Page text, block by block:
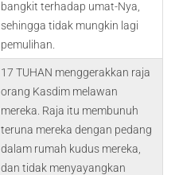
bangkit terhadap umat-Nya,
sehingga tidak mungkin lagi
pemulihan.
17 TUHAN menggerakkan raja
orang Kasdim melawan
mereka. Raja itu membunuh
teruna mereka dengan pedang
dalam rumah kudus mereka,
dan tidak menyayangkan